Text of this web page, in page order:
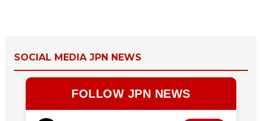
SOCIAL MEDIA JPN NEWS
FOLLOW JPN NEWS